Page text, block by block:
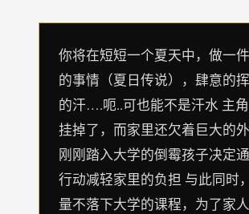
你将在短短一个夏天中，做一
的事情（夏日传说），肆意的
的汗….呃..可也能不是汗水 主
挂掉了，而家里还欠着巨大的
刚刚踏入大学的倒霉孩子决定
行动减轻家里的负担 与此同时
量不落下大学的课程，为了家